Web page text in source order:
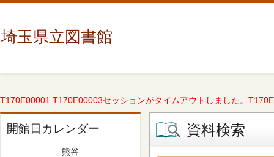
埼玉県立図書館
T170E00001 T170E00003セッションがタイムアウトしました。
開館日カレンダー
熊谷
資料検索